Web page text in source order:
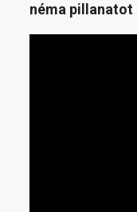
néma pillanatot